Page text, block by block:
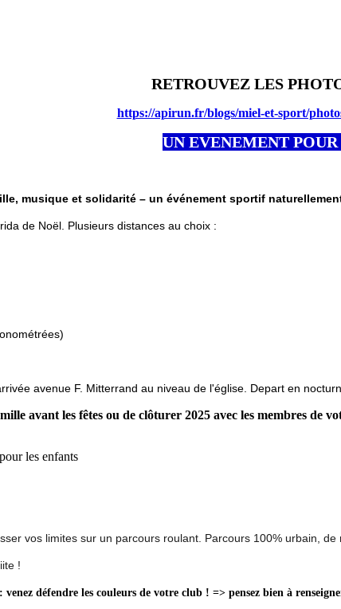
RETROUVEZ LES
https://apirun.fr/blogs/miel-et-sport/
UN EVENEMENT POUR
musique et solidarité – un événement sportif
de Noël. Plusieurs distances au choix :
avenue F. Mitterrand au niveau de l'église. Depart en
avant les fêtes ou de clôturer 2025 avec les membres de
les enfants
vos limites sur un parcours roulant. Parcours 100% urbain,
!
défendre les couleurs de votre club ! => pensez bien à